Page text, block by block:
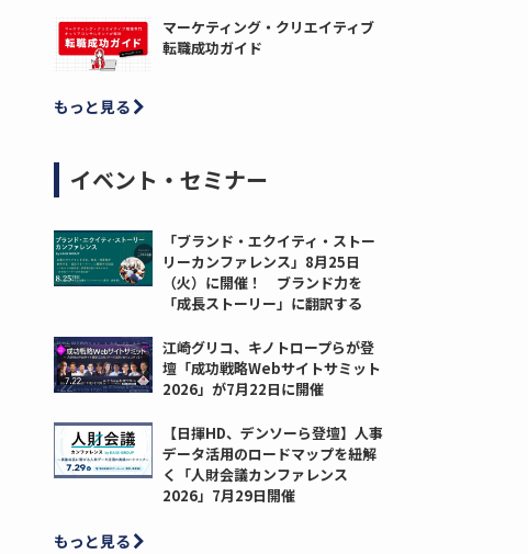
マーケティング・クリエイティブ
転職成功ガイド
もっと見る
イベント・セミナー
「ブランド・エクイティ・ストー
リーカンファレンス」8月25日
（火）に開催！ ブランド力を
「成長ストーリー」に翻訳する
江崎グリコ、キノトロープらが登
壇「成功戦略Webサイトサミット
2026」が7月22日に開催
【日揮HD、デンソーら登壇】人事
データ活用のロードマップを紐解
く「人財会議カンファレンス
2026」7月29日開催
もっと見る